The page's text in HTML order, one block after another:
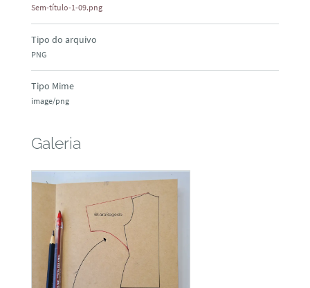
Sem-título-1-09.png
Tipo do arquivo
PNG
Tipo Mime
image/png
Galeria